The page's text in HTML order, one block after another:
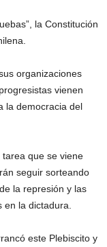
la Constitución
organizaciones
vienen
la democracia del
que se viene
seguir sorteando
la represión y las
la dictadura.
este Plebiscito y